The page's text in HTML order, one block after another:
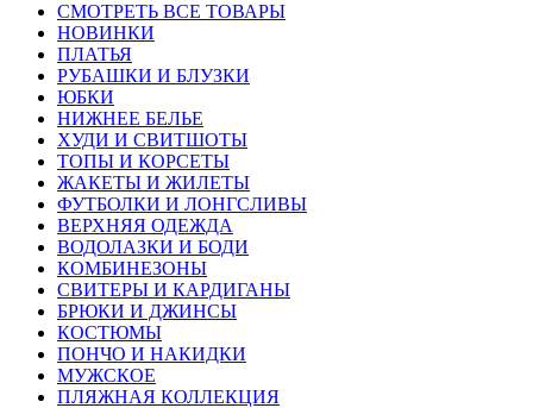
СМОТРЕТЬ ВСЕ ТОВАРЫ
НОВИНКИ
ПЛАТЬЯ
РУБАШКИ И БЛУЗКИ
ЮБКИ
НИЖНЕЕ БЕЛЬЕ
ХУДИ И СВИТШОТЫ
ТОПЫ И КОРСЕТЫ
ЖАКЕТЫ И ЖИЛЕТЫ
ФУТБОЛКИ И ЛОНГСЛИВЫ
ВЕРХНЯЯ ОДЕЖДА
ВОДОЛАЗКИ И БОДИ
КОМБИНЕЗОНЫ
СВИТЕРЫ И КАРДИГАНЫ
БРЮКИ И ДЖИНСЫ
КОСТЮМЫ
ПОНЧО И НАКИДКИ
МУЖСКОЕ
ПЛЯЖНАЯ КОЛЛЕКЦИЯ